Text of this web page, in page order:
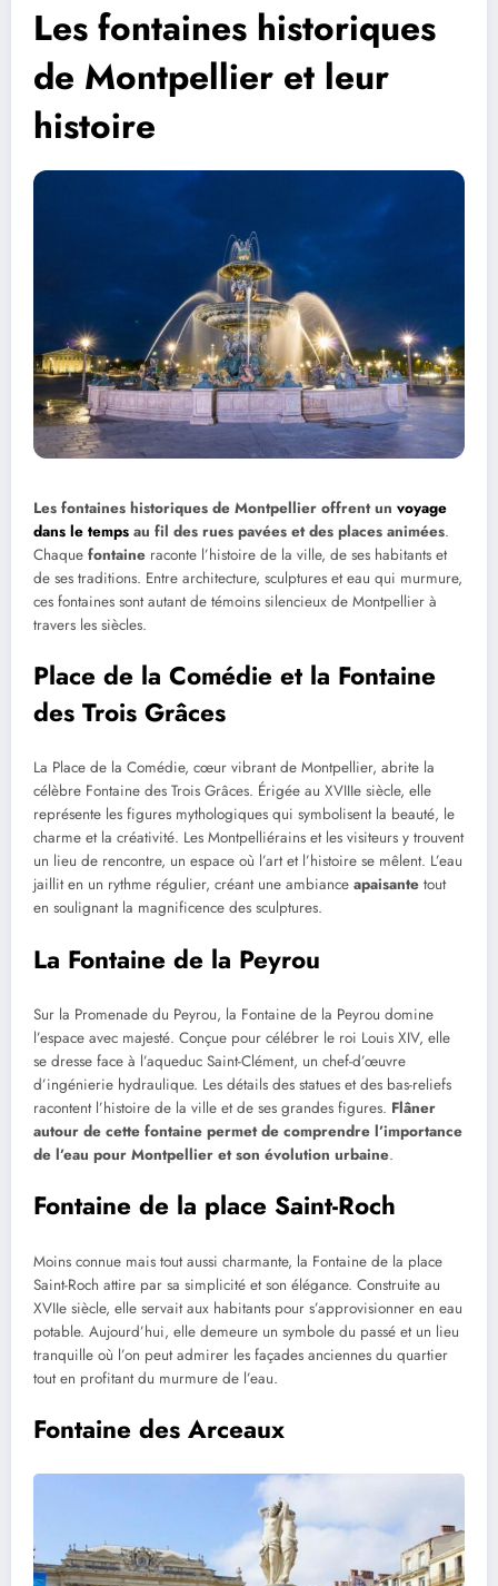
Les fontaines historiques
de Montpellier et leur
histoire
Les fontaines historiques de Montpellier offrent un voyage
dans le temps au fil des rues pavées et des places animées.
Chaque fontaine raconte l’histoire de la ville, de ses habitants et
de ses traditions. Entre architecture, sculptures et eau qui murmure,
ces fontaines sont autant de témoins silencieux de Montpellier à
travers les siècles.
Place de la Comédie et la Fontaine
des Trois Grâces
La Place de la Comédie, cœur vibrant de Montpellier, abrite la
célèbre Fontaine des Trois Grâces. Érigée au XVIIIe siècle, elle
représente les figures mythologiques qui symbolisent la beauté, le
charme et la créativité. Les Montpelliérains et les visiteurs y trouvent
un lieu de rencontre, un espace où l’art et l’histoire se mêlent. L’eau
jaillit en un rythme régulier, créant une ambiance apaisante tout
en soulignant la magnificence des sculptures.
La Fontaine de la Peyrou
Sur la Promenade du Peyrou, la Fontaine de la Peyrou domine
l’espace avec majesté. Conçue pour célébrer le roi Louis XIV, elle
se dresse face à l’aqueduc Saint-Clément, un chef-d’œuvre
d’ingénierie hydraulique. Les détails des statues et des bas-reliefs
racontent l’histoire de la ville et de ses grandes figures. Flâner
autour de cette fontaine permet de comprendre l’importance
de l’eau pour Montpellier et son évolution urbaine.
Fontaine de la place Saint-Roch
Moins connue mais tout aussi charmante, la Fontaine de la place
Saint-Roch attire par sa simplicité et son élégance. Construite au
XVIIe siècle, elle servait aux habitants pour s’approvisionner en eau
potable. Aujourd’hui, elle demeure un symbole du passé et un lieu
tranquille où l’on peut admirer les façades anciennes du quartier
tout en profitant du murmure de l’eau.
Fontaine des Arceaux